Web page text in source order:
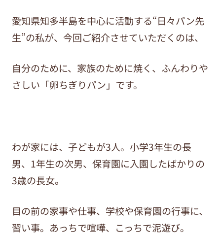
愛知県知多半島を中心に活動する“日々パン先
生”の私が、今回ご紹介させていただくのは、
自分のために、家族のために焼く、ふんわりや
さしい「卵ちぎりパン」です。
わが家には、子どもが3人。小学3年生の長
男、1年生の次男、保育園に入園したばかりの
3歳の長女。
目の前の家事や仕事、学校や保育園の行事に、
習い事。あっちで喧嘩、こっちで泥遊び。